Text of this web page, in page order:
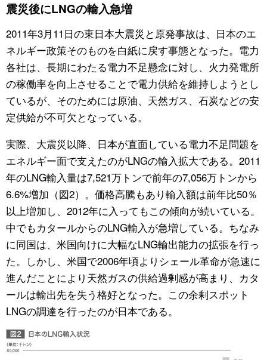
震災後にLNGの輸入急増
2011年3月11日の東日本大震災と原発事故は、日本のエ
ネルギー政策そのものを白紙に戻す事態となった。電力
各社は、長期にわたる電力不足懸念に対し、火力発電所
の稼働率を向上させることで電力供給を維持しようとし
ているが、そのためには原油、天然ガス、石炭などの安
定供給が不可欠となっている。
実際、大震災以降、日本が直面している電力不足問題を
エネルギー面で支えたのがLNGの輸入拡大である。2011
年のLNG輸入量は7,521万トンで前年の7,056万トンから
6.6%増加（図2）。価格高騰もあり輸入額は前年比50％
以上増加し、2012年に入ってもこの傾向が続いている。
中でもカタールからのLNG輸入が急増している。ちなみ
に同国は、米国向けに大幅なLNG輸出能力の拡張を行っ
た。しかし、米国で2006年頃よりシェール革命が急速に
進んだことにより天然ガスの供給過剰感が高まり、カタ
ールは輸出先を失う格好となった。この余剰スポット
LNGの調達を行ったのが日本である。